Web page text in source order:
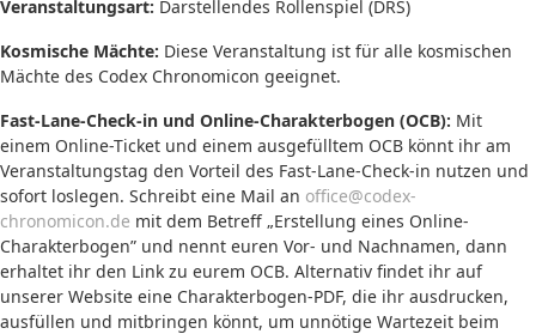
Veranstaltungsart: Darstellendes Rollenspiel (DRS)
Kosmische Mächte: Diese Veranstaltung ist für alle kosmischen
Mächte des Codex Chronomicon geeignet.
Fast-Lane-Check-in und Online-Charakterbogen (OCB): Mit
einem Online-Ticket und einem ausgefülltem OCB könnt ihr am
Veranstaltungstag den Vorteil des Fast-Lane-Check-in nutzen und
sofort loslegen. Schreibt eine Mail an office@codex-
chronomicon.de mit dem Betreff „Erstellung eines Online-
Charakterbogen” und nennt euren Vor- und Nachnamen, dann
erhaltet ihr den Link zu eurem OCB. Alternativ findet ihr auf
unserer Website eine Charakterbogen-PDF, die ihr ausdrucken,
ausfüllen und mitbringen könnt, um unnötige Wartezeit beim